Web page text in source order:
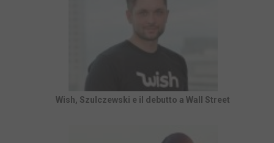
Wish, Szulczewski e il debutto a Wall Street